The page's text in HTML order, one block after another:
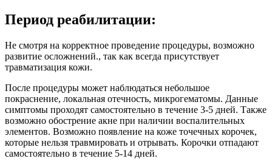
Период реабилитации:
Не смотря на корректное проведение процедуры, возможно
развитие осложнений., так как всегда присутствует
травматизация кожи.
После процедуры может наблюдаться небольшое
покраснение, локальная отечность, микрогематомы. Данные
симптомы проходят самостоятельно в течение 3-5 дней. Также
возможно обострение акне при наличии воспалительных
элементов. Возможно появление на коже точечных корочек,
которые нельзя травмировать и отрывать. Корочки отпадают
самостоятельно в течение 5-14 дней.